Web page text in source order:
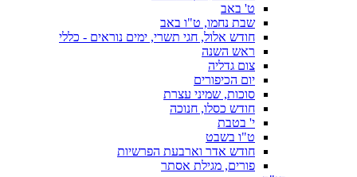
ט' באב
שבת נחמו, ט"ו באב
חודש אלול, חגי תשרי, ימים נוראים - כללי
ראש השנה
צום גדליה
יום הכיפורים
סוכות, שמיני עצרת
חודש כסלו, חנוכה
י' בטבת
ט"ו בשבט
חודש אדר וארבעת הפרשיות
פורים, מגילת אסתר